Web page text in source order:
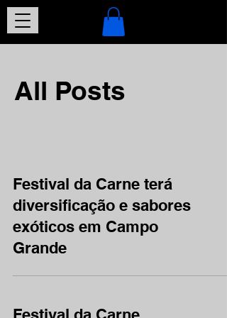
All Posts
Festival da Carne terá
diversificação e sabores
exóticos em Campo
Grande
Festival da Carne